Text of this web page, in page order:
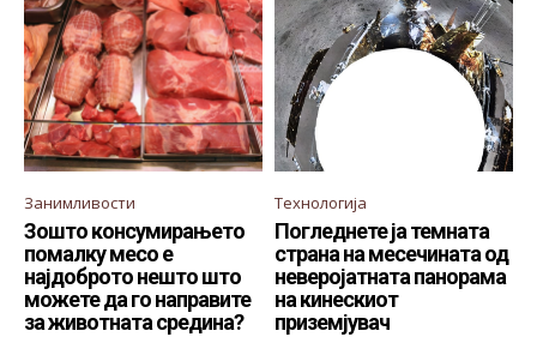
Занимливости
Зошто консумирањето
помалку месо е
најдоброто нешто што
можете да го направите
за животната средина?
Технологија
Погледнете ја темната
страна на месечината од
неверојатната панорама
на кинескиот
приземјувач